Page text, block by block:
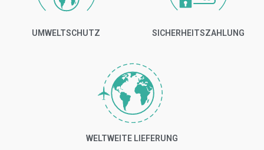
UMWELTSCHUTZ SICHERHEITSZAHLUNG
WELTWEITE LIEFERUNG